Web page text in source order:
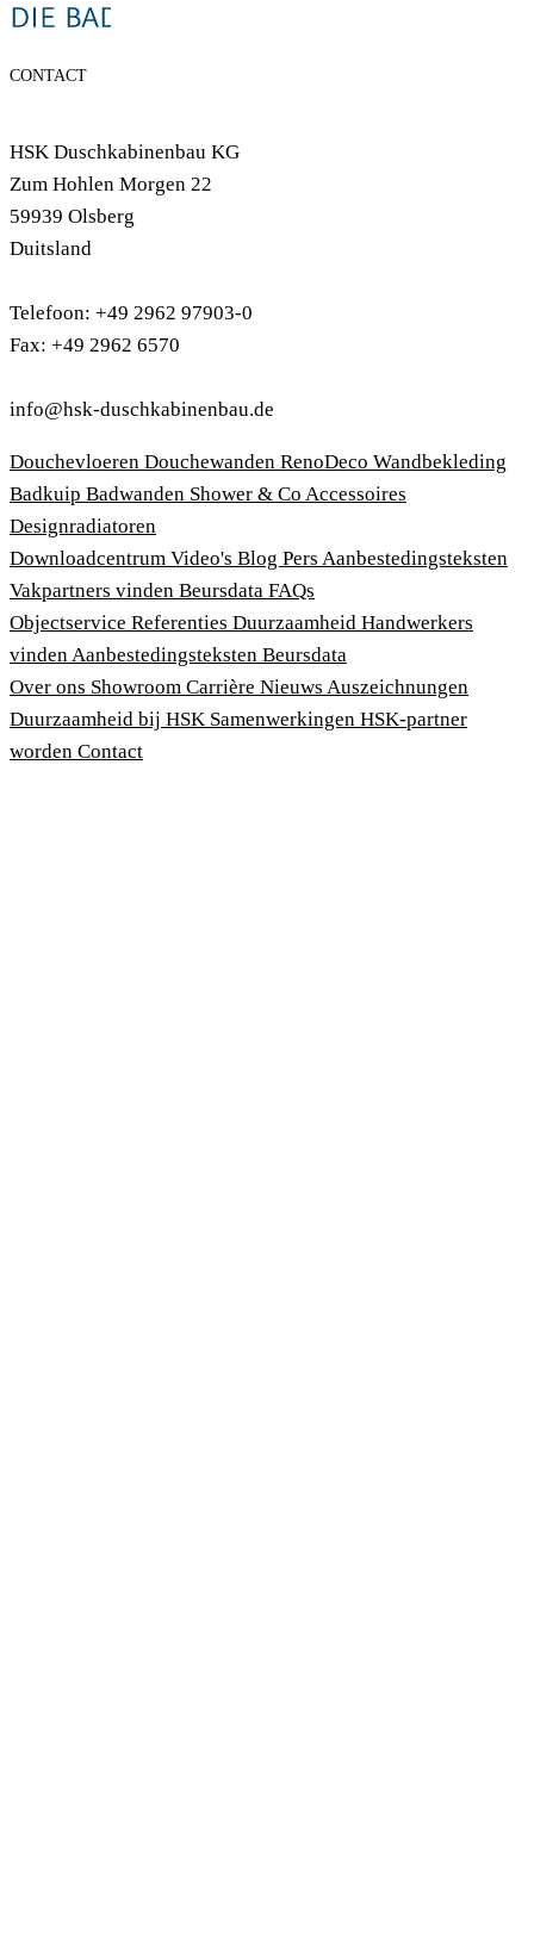
CONTACT
HSK Duschkabinenbau KG
Zum Hohlen Morgen 22
59939 Olsberg
Duitsland
Telefoon: +49 2962 97903-0
Fax: +49 2962 6570
info@hsk-duschkabinenbau.de
Douchevloeren Douchewanden RenoDeco Wandbekleding
Badkuip Badwanden Shower & Co Accessoires
Designradiatoren
Downloadcentrum Video's Blog Pers Aanbestedingsteksten
Vakpartners vinden Beursdata FAQs
Objectservice Referenties Duurzaamheid Handwerkers
vindenAanbestedingsteksten Beursdata
Over ons Showroom Carrière Nieuws Auszeichnungen
Duurzaamheid bij HSK Samenwerkingen HSK-partner
worden Contact